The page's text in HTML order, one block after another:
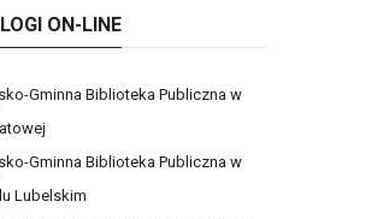
ON-LINE
Gminna Biblioteka Publiczna w
Gminna Biblioteka Publiczna w
Lubelskim